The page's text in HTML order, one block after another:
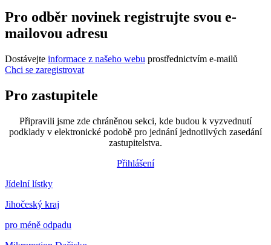
Pro odběr novinek registrujte svou e-
mailovou adresu
Dostávejte informace z našeho webu prostřednictvím e-mailů
Chci se zaregistrovat
Pro zastupitele
Připravili jsme zde chráněnou sekci, kde budou k vyzvednutí
podklady v elektronické podobě pro jednání jednotlivých zasedání
zastupitelstva.
Přihlášení
Jídelní lístky
Jihočeský kraj
pro méně odpadu